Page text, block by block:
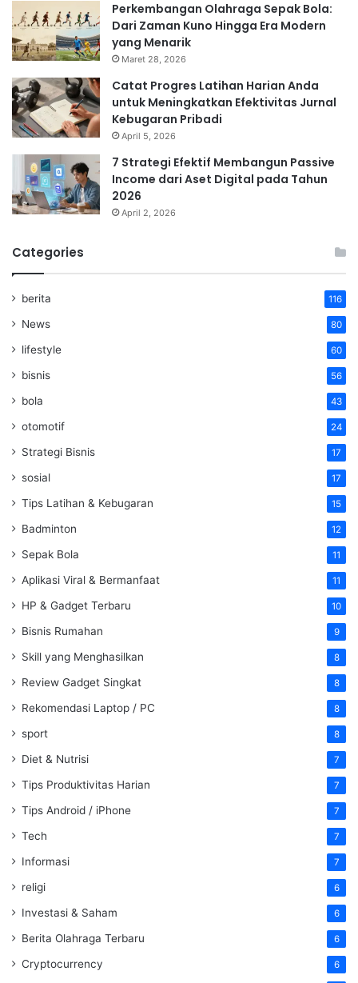
Perkembangan Olahraga Sepak Bola:
Dari Zaman Kuno Hingga Era Modern
yang Menarik
Maret 28, 2026
Catat Progres Latihan Harian Anda
untuk Meningkatkan Efektivitas Jurnal
Kebugaran Pribadi
April 5, 2026
7 Strategi Efektif Membangun Passive
Income dari Aset Digital pada Tahun
2026
April 2, 2026
Categories
berita 116
News 80
lifestyle 60
bisnis 56
bola 43
otomotif 24
Strategi Bisnis 17
sosial 17
Tips Latihan & Kebugaran 15
Badminton 12
Sepak Bola 11
Aplikasi Viral & Bermanfaat 11
HP & Gadget Terbaru 10
Bisnis Rumahan 9
Skill yang Menghasilkan 8
Review Gadget Singkat 8
Rekomendasi Laptop / PC 8
sport 8
Diet & Nutrisi 7
Tips Produktivitas Harian 7
Tips Android / iPhone 7
Tech 7
Informasi 7
religi 6
Investasi & Saham 6
Berita Olahraga Terbaru 6
Cryptocurrency 6